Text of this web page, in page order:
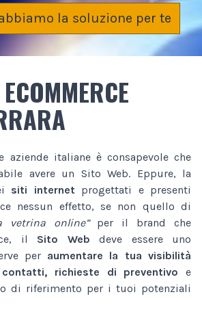
la soluzione per te
aziende italiane è consapevole che
avere un Sito Web. Eppure, la
siti internet progettati e presenti
nessun effetto, se non quello di
vetrina online”per il brand che
il Sito Web deve essere uno
per aumentare la tua visibilità
richieste di preventivo e
di riferimento per i tuoi potenziali